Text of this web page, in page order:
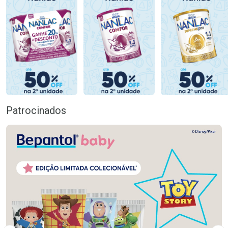
Patrocinados